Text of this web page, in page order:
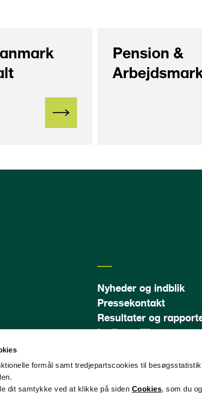
formål samt tredjepartscookies til
dit samtykke ved at klikke på siden Cookies, som du
Pension &
Nyheder og indblik
Pressekontakt
Resultater og
Ledige stillinger